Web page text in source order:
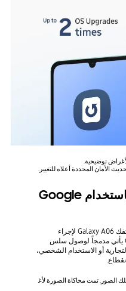
توضيحية.
الأمان المحددة أعلاه للتغيير.
مكالمات فيديو عملية باستخدام Google
يمكنك استخدام Google Meet على هاتفك Galaxy A06 لإجراء
مكالمات فيديو، حيث إن Google Meet يأتي مدمجاً لوصول سلس
أو الاستخدام الشخصي،
الصور. تمت محاكاة الصورة لأغ